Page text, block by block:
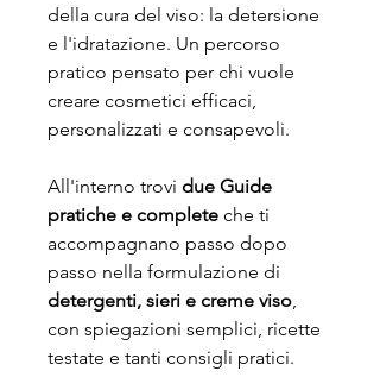
della cura del viso: la detersione
e l'idratazione. Un percorso
pratico pensato per chi vuole
creare cosmetici efficaci,
personalizzati e consapevoli.
All'interno trovi due Guide
pratiche e complete che ti
accompagnano passo dopo
passo nella formulazione di
detergenti, sieri e creme viso,
con spiegazioni semplici, ricette
testate e tanti consigli pratici.